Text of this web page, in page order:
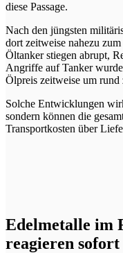
diese Passage.
Nach den jüngsten
dort zeitweise nahezu
Öltanker stiegen abrupt,
Angriffe auf Tanker
Ölpreis zeitweise um rund
Solche Entwicklungen
sondern können die
Transportkosten über
Edelmetalle im
reagieren sofort